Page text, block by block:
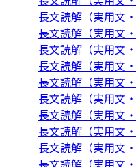
長文読解（実用文
長文読解（実用文
長文読解（実用文
長文読解（実用文
長文読解（実用文
長文読解（実用文
長文読解（実用文
長文読解（実用文
長文読解（実用文